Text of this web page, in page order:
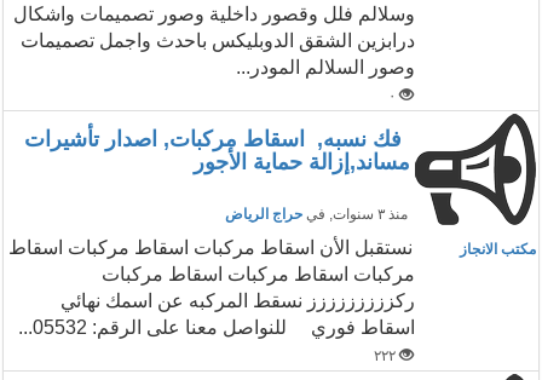
وسلالم فلل وقصور داخلية وصور تصميمات واشكال
درابزين الشقق الدوبليكس باحدث واجمل تصميمات
وصور السلالم المودر...
٠
فك نسبه, اسقاط مركبات, اصدار تأشيرات
مساند,إزالة حماية الأجور
منذ ٣ سنوات , في حراج الرياض
مكتب الانجاز
نستقبل الأن اسقاط مركبات اسقاط مركبات اسقاط
مركبات اسقاط مركبات اسقاط مركبات
ركززززززززز نسقط المركبه عن اسمك نهائي
اسقاط فوري للنواصل معنا على الرقم: 05532...
٢٢٢